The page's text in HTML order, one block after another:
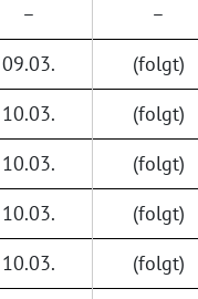
– –
09.03. (folgt)
10.03. (folgt)
10.03. (folgt)
10.03. (folgt)
10.03. (folgt)